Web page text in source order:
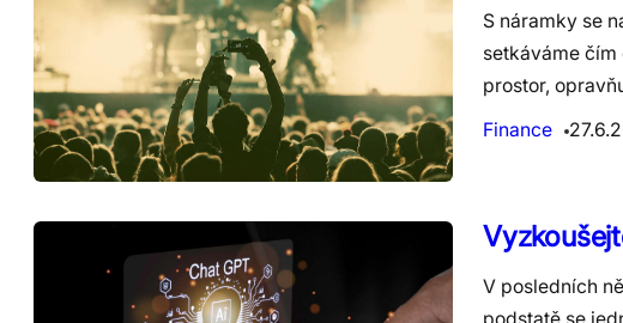
S náramky se
setkáváme
prostor,
Finance
V posledních